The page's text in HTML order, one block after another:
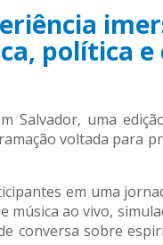
política e
Salvador, uma
voltada para
em uma
ao vivo,
conversa sobre